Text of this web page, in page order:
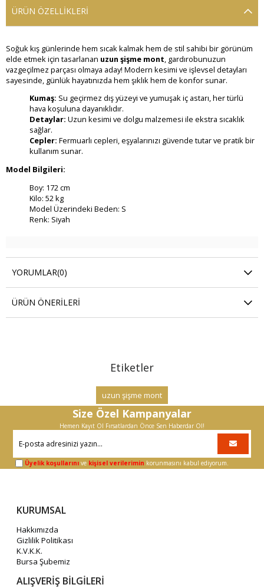
ÜRÜN ÖZELLIKLERI
Soğuk kış günlerinde hem sıcak kalmak hem de stil sahibi bir görünüm
elde etmek için tasarlanan uzun şişme mont , gardırobunuzun
vazgeçilmez parçası olmaya aday! Modern kesimi ve işlevsel detayları
sayesinde, günlük hayatınızda hem şıklık hem de konfor sunar.
Kumaş: Su geçirmez dış yüzeyi ve yumuşak iç astarı, her türlü
hava koşuluna dayanıklıdır.
Detaylar: Uzun kesimi ve dolgu malzemesi ile ekstra sıcaklık
sağlar.
Cepler: Fermuarlı cepleri, eşyalarınızı güvende tutar ve pratik bir
kullanım sunar.
Model Bilgileri:
Boy: 172 cm
Kilo: 52 kg
Model Üzerindeki Beden: S
Renk: Siyah
YORUMLAR(0)
ÜRÜN ÖNERILERI
Etiketler
uzun şişme mont
Size Özel Kampanyalar
Hemen Kayıt Ol Fırsatlardan Önce Sen Haberdar Ol!
Üyelik koşullarını ve kişisel verilerimin korunmasını kabul ediyorum.
KURUMSAL
Hakkımızda
Gizlilik Politikası
K.V.K.K.
Bursa Şubemiz
ALIŞVERİŞ BİLGİLERİ